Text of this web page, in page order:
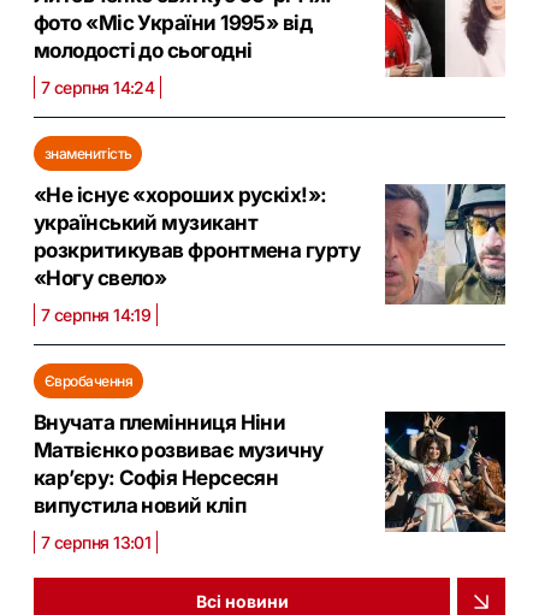
фото «Міс України 1995» від
молодості до сьогодні
7 серпня 14:24
знаменитість
«Не існує «хороших рускіх!»:
український музикант
розкритикував фронтмена гурту
«Ногу свело»
7 серпня 14:19
Євробачення
Внучата племінниця Ніни
Матвієнко розвиває музичну
кар’єру: Софія Нерсесян
випустила новий кліп
7 серпня 13:01
Всі новини